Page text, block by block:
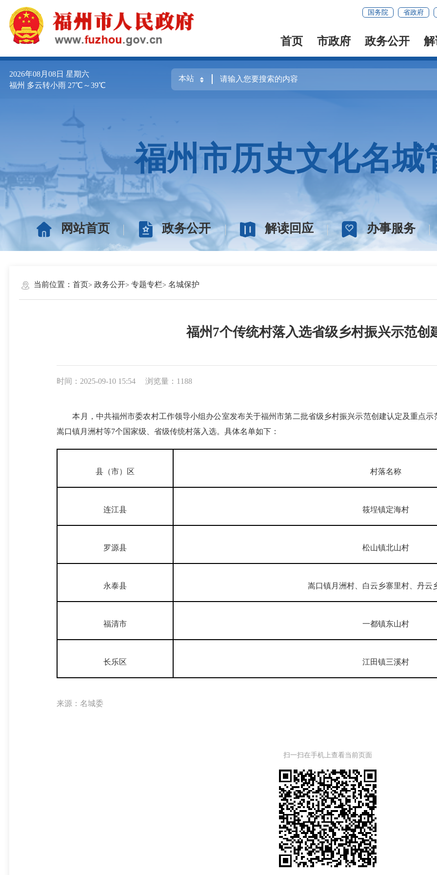
国务院 省政府
首页 市政府 政务公开
2026年08月08日 星期六
福州 多云转小雨 27℃～39℃
福州市历史文化名城
网站首页 政务公开 解读回应 办事服务
当前位置：首页 政务公开 专题专栏 名城保护
福州7个传统村落入选省级乡村振兴示范创
时间：2025-09-10 15:54 浏览量：1188
本月，中共福州市委农村工作领导小组办公室发布关于福州市第二批省级乡村振兴示范创建认定及重点示
嵩口镇月洲村等7个国家级、省级传统村落入选。具体名单如下：
县（市）区 村落名称
连江县 筱埕镇定海村
罗源县 松山镇北山村
永泰县 嵩口镇月洲村、白云乡寨里村、丹云
福清市 一都镇东山村
长乐区 江田镇三溪村
来源：名城委
扫一扫在手机上查看当前页面